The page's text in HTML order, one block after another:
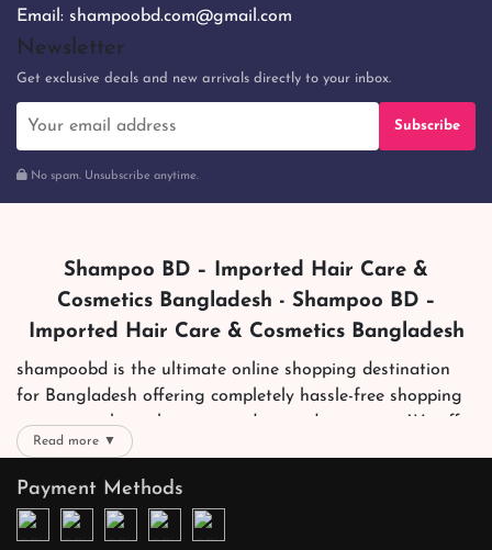
Email: shampoobd.com@gmail.com
Newsletter
Get exclusive deals and new arrivals directly to your inbox.
Subscribe
No spam. Unsubscribe anytime.
Shampoo BD – Imported Hair Care &
Cosmetics Bangladesh - Shampoo BD –
Imported Hair Care & Cosmetics Bangladesh
shampoobd is the ultimate online shopping destination
for Bangladesh offering completely hassle-free shopping
experience through secure and trusted gateways. We offer
you trendy and reliable shopping with all your preferred
brands and more. Now shopping is easier, quicker and
always joyous. We help you mark the exact choice here.
We offer our customers with memorable online shopping
Read more ▼
Payment Methods